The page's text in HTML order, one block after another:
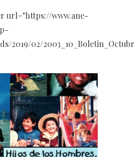
url="https://www.ane-
2019/02/